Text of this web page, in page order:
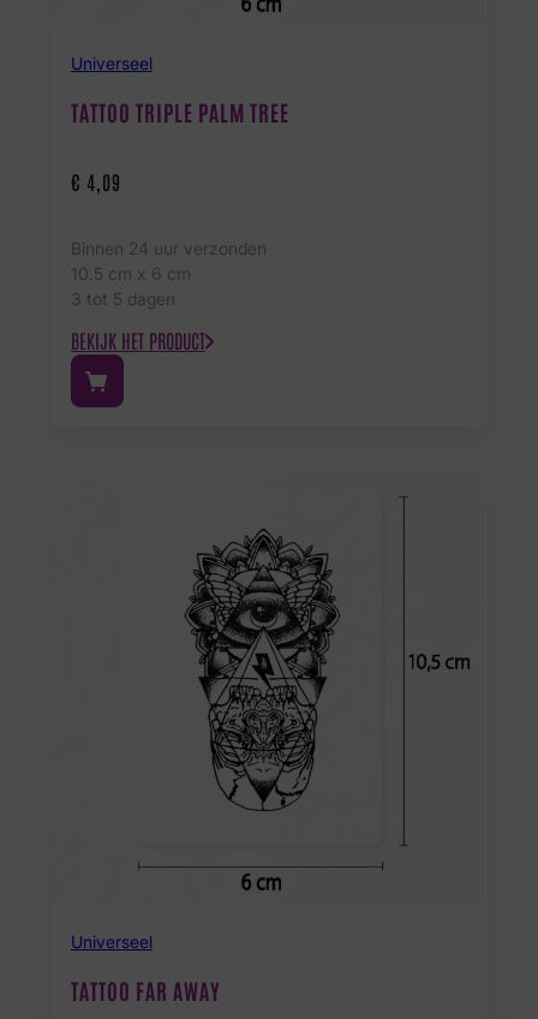
Universeel
TATTOO TRIPLE PALM TREE
€ 4,09
Binnen 24 uur verzonden
10.5 cm x 6 cm
3 tot 5 dagen
BEKIJK HET PRODUCT
Universeel
TATTOO FAR AWAY